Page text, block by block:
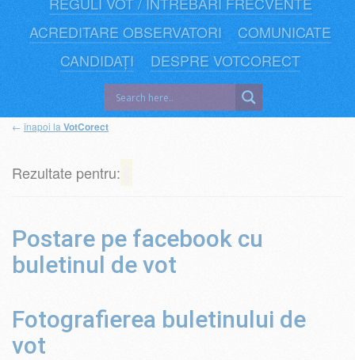
ACREDITARE OBSERVATORI
COMUNICATE
CANDIDAȚI
DESPRE VOTCORECT
← înapoi la VotCorect
Rezultate pentru:
Postare pe facebook cu
buletinul de vot
Fotografierea buletinului de
vot